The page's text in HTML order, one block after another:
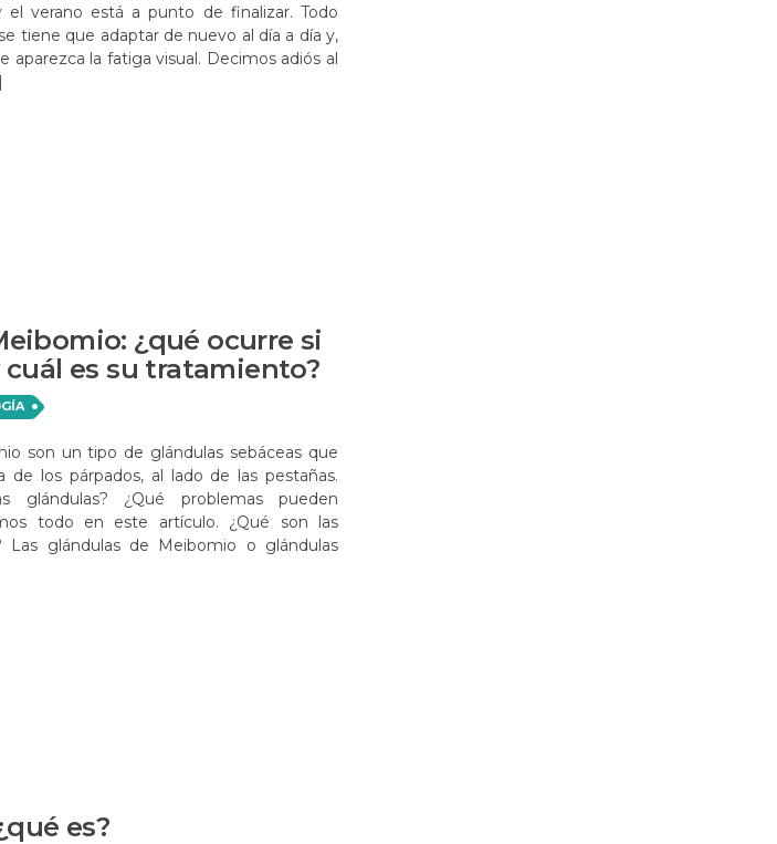
el verano está a punto de finalizar. Todo
tiene que adaptar de nuevo al día a día y,
aparezca la fatiga visual. Decimos adiós al
¿qué ocurre si
es su tratamiento?
son un tipo de glándulas sebáceas que
de los párpados, al lado de las pestañas.
glándulas? ¿Qué problemas pueden
todo en este artículo. ¿Qué son las
Las glándulas de Meibomio o glándulas
es?